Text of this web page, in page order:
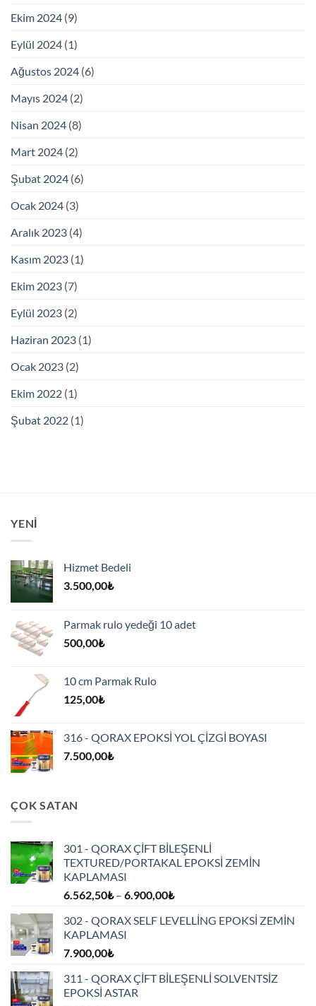
Ekim 2024 (9)
Eylül 2024 (1)
Ağustos 2024 (6)
Mayıs 2024 (2)
Nisan 2024 (8)
Mart 2024 (2)
Şubat 2024 (6)
Ocak 2024 (3)
Aralık 2023 (4)
Kasım 2023 (1)
Ekim 2023 (7)
Eylül 2023 (2)
Haziran 2023 (1)
Ocak 2023 (2)
Ekim 2022 (1)
Şubat 2022 (1)
YENI
Hizmet Bedeli
3.500,00₺
Parmak rulo yedeği 10 adet
500,00₺
10 cm Parmak Rulo
125,00₺
316 - QORAX EPOKSİ YOL ÇİZGİ BOYASI
7.500,00₺
ÇOK SATAN
301 - QORAX ÇİFT BİLEŞENLİ
TEXTURED/PORTAKAL EPOKSİ ZEMİN
KAPLAMASI
6.562,50₺ – 6.900,00₺Fiyat
6.562,50₺
302 - QORAX SELF LEVELLİNG EPOKSİ ZEMİN
KAPLAMASI
7.900,00₺
311 - QORAX ÇİFT BİLEŞENLİ SOLVENTSİZ
EPOKSİ ASTAR